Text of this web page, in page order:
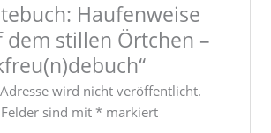
Haufenweise
dem stillen Örtchen –
wird nicht veröffentlicht.
sind mit* markiert